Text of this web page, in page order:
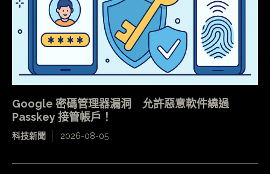
Google 密碼管理器漏洞 允許惡意軟件繞過
Passkey 接管帳戶！
科技新聞 2026-08-05